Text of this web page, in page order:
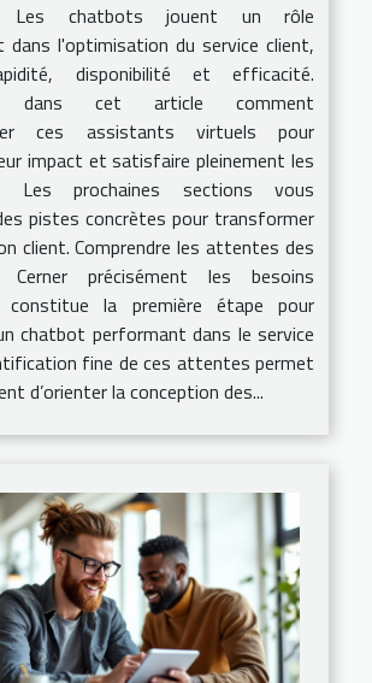
Les chatbots jouent un rôle
dans l'optimisation du service client,
disponibilité et efficacité.
dans cet article comment
ces assistants virtuels pour
impact et satisfaire pleinement les
Les prochaines sections vous
pistes concrètes pour transformer
client. Comprendre les attentes des
Cerner précisément les besoins
constitue la première étape pour
chatbot performant dans le service
fine de ces attentes permet
d’orienter la conception des...